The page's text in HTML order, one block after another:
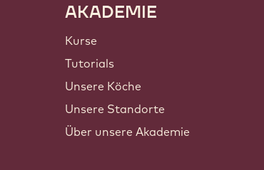
AKADEMIE
Kurse
Tutorials
Unsere Köche
Unsere Standorte
Über unsere Akademie